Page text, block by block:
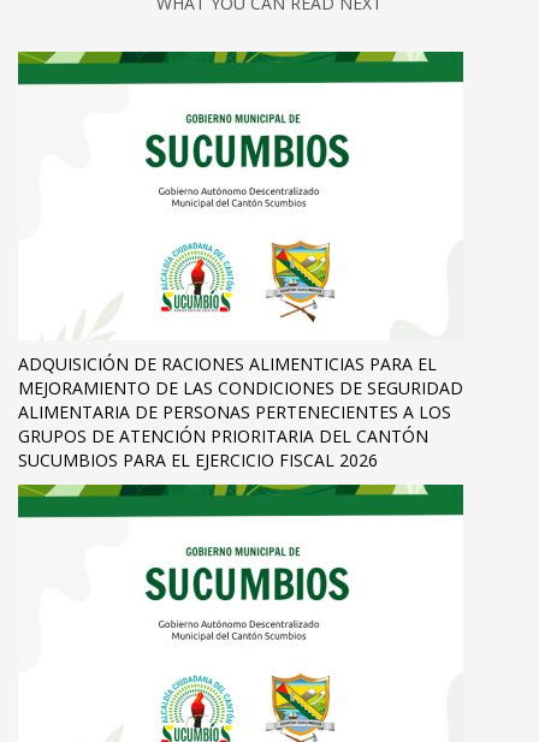
ADQUISICIÓN DE RACIONES ALIMENTICIAS PARA EL
MEJORAMIENTO DE LAS CONDICIONES DE SEGURIDAD
ALIMENTARIA DE PERSONAS PERTENECIENTES A LOS
GRUPOS DE ATENCIÓN PRIORITARIA DEL CANTÓN
SUCUMBIOS PARA EL EJERCICIO FISCAL 2026